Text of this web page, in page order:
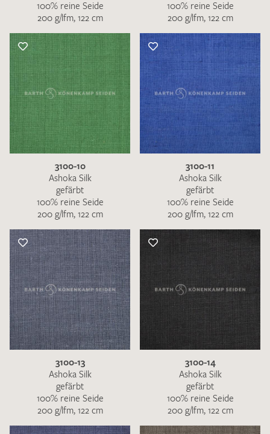
100% reine Seide
200 g/lfm, 122 cm
100% reine Seide
200 g/lfm, 122 cm
3100-10
Ashoka Silk
gefärbt
100% reine Seide
200 g/lfm, 122 cm
3100-11
Ashoka Silk
gefärbt
100% reine Seide
200 g/lfm, 122 cm
3100-13
Ashoka Silk
gefärbt
100% reine Seide
200 g/lfm, 122 cm
3100-14
Ashoka Silk
gefärbt
100% reine Seide
200 g/lfm, 122 cm